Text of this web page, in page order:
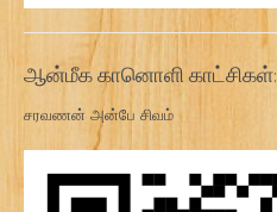
ஆன்மீக கானொளி காட்சிகள்:
சரவணன் அன்பே சிவம்